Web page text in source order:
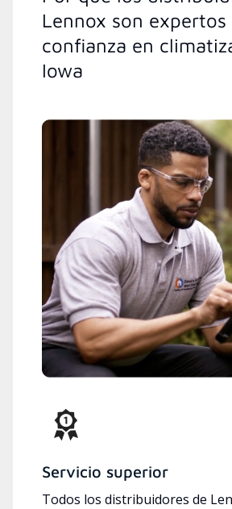
Lennox son expertos
confianza en
Iowa
Servicio superior
Todos los distribuidores de